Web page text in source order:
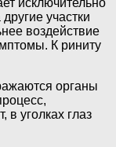
участки
воздействие
К риниту
органы
в уголках глаз